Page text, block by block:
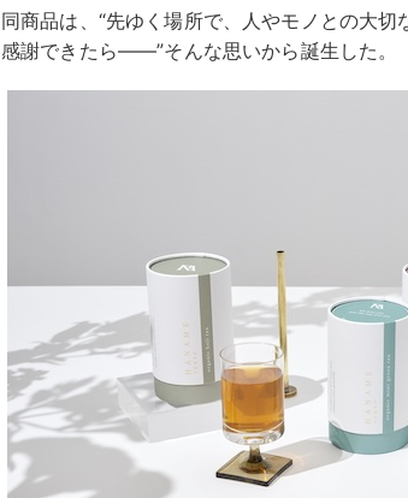
同商品は、“先ゆく場所で、人やモノとの大
感謝できたら――”そんな思いから誕生した。